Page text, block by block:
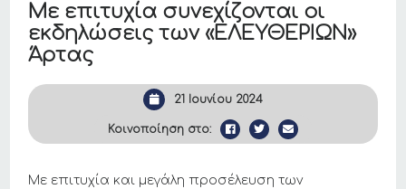
Με επιτυχία συνεχίζονται οι
εκδηλώσεις των «ΕΛΕΥΘΕΡΙΩΝ»
Άρτας
21 Ιουνίου 2024
Κοινοποίηση στο:
Με επιτυχία και μεγάλη προσέλευση των